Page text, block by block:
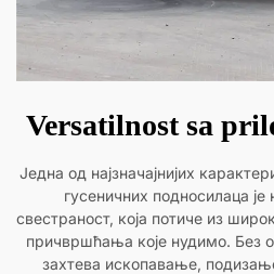
Versatilnost sa
Једна од најзначајнијих
гусеничних подносилаца
свестраност, која потиче из
причвршћања које нудимо. Без
захтева ископавање,